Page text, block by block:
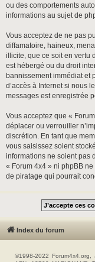
ou des comportements
informations au sujet de
Vous acceptez de ne pas
diffamatoire, haineux,
illicite, que ce soit en vertu
est hébergé ou du droit
bannissement immédiat et
d’accès à Internet si nous
messages est enregistrée
Vous acceptez que «
déplacer ou verrouiller
discrétion. En tant que
vous saisissez soient
informations ne soient pas
« Forum 4x4 » ni phpBB
de piratage qui pourrait
Index du forum
©1998-2022